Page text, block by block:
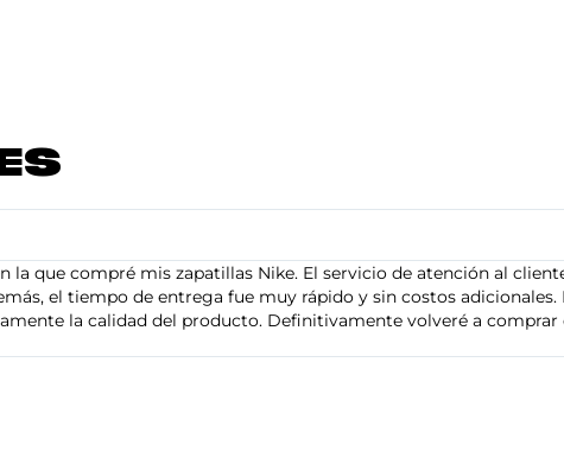
que compré mis zapatillas Nike. El servicio de atención al
el tiempo de entrega fue muy rápido y sin costos adicionales.
la calidad del producto. Definitivamente volveré a comprar